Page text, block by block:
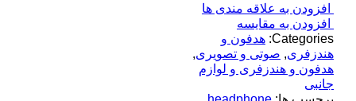
افزودن به علاقه مندی ها
افزودن به مقایسه
Categories: هدفون و
هندزفری, صوتی و تصویری,
هدفون و هندزفری و لوازم
جانبی